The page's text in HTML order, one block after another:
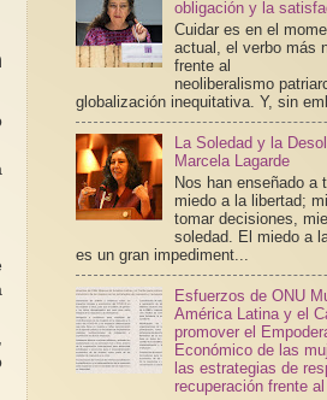
obligación y la
Cuidar es en el
actual, el verbo más
frente al
neoliberalismo
globalización inequitativa. Y, sin
La Soledad y la
Marcela Lagarde
Nos han enseñado a
miedo a la libertad;
tomar decisiones,
soledad. El miedo a
es un gran impediment...
Esfuerzos de ONU
América Latina y el
promover el
Económico de las
las estrategias de
recuperación frente